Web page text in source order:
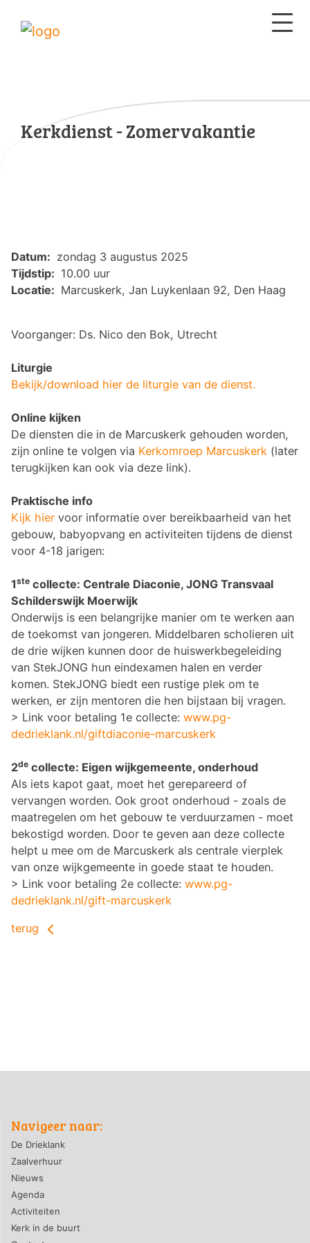
Kerkdienst - Zomervakantie
Datum: zondag 3 augustus 2025
Tijdstip: 10.00 uur
Locatie: Marcuskerk, Jan Luykenlaan 92, Den Haag
Voorganger: Ds. Nico den Bok, Utrecht
Liturgie
Bekijk/download hier de liturgie van de dienst.
Online kijken
De diensten die in de Marcuskerk gehouden worden,
zijn online te volgen via Kerkomroep Marcuskerk (later
terugkijken kan ook via deze link).
Praktische info
Kijk hier voor informatie over bereikbaarheid van het
gebouw, babyopvang en activiteiten tijdens de dienst
voor 4-18 jarigen:
1ste collecte: Centrale Diaconie, JONG Transvaal
Schilderswijk Moerwijk
Onderwijs is een belangrijke manier om te werken aan
de toekomst van jongeren. Middelbaren scholieren uit
de drie wijken kunnen door de huiswerkbegeleiding
van StekJONG hun eindexamen halen en verder
komen. StekJONG biedt een rustige plek om te
werken, er zijn mentoren die hen bijstaan bij vragen.
> Link voor betaling 1e collecte: www.pg-
dedrieklank.nl/giftdiaconie-marcuskerk
2de collecte: Eigen wijkgemeente, onderhoud
Als iets kapot gaat, moet het gerepareerd of
vervangen worden. Ook groot onderhoud - zoals de
maatregelen om het gebouw te verduurzamen - moet
bekostigd worden. Door te geven aan deze collecte
helpt u mee om de Marcuskerk als centrale vierplek
van onze wijkgemeente in goede staat te houden.
> Link voor betaling 2e collecte: www.pg-
dedrieklank.nl/gift-marcuskerk
terug
Navigeer naar:
De Drieklank
Zaalverhuur
Nieuws
Agenda
Activiteiten
Kerk in de buurt